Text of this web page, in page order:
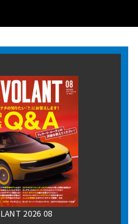
2026 08